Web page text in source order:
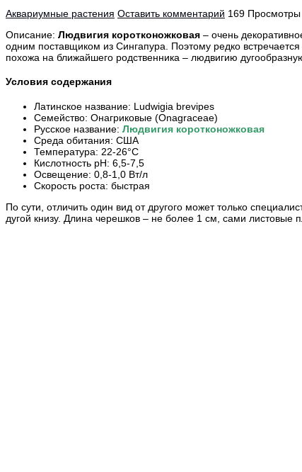
Аквариумные растения Оставить комментарий 169 Просмотры
Описание: Людвигия коротконожковая – очень
одним поставщиком из Сингапура. Поэтому редко встречается
похожа на ближайшего родственника – людвигию
Условия содержания
Латинское название: Ludwigia brevipes
Семейство: Онагриковые (Onagraceae)
Русское название: Людвигия коротконожковая
Среда обитания: США
Температура: 22-26°С
Кислотность pH: 6,5-7,5
Освещение: 0,8-1,0 Вт/л
Скорость роста: быстрая
По сути, отличить один вид от другого может только
дугой книзу. Длина черешков – не более 1 см, сами листовые